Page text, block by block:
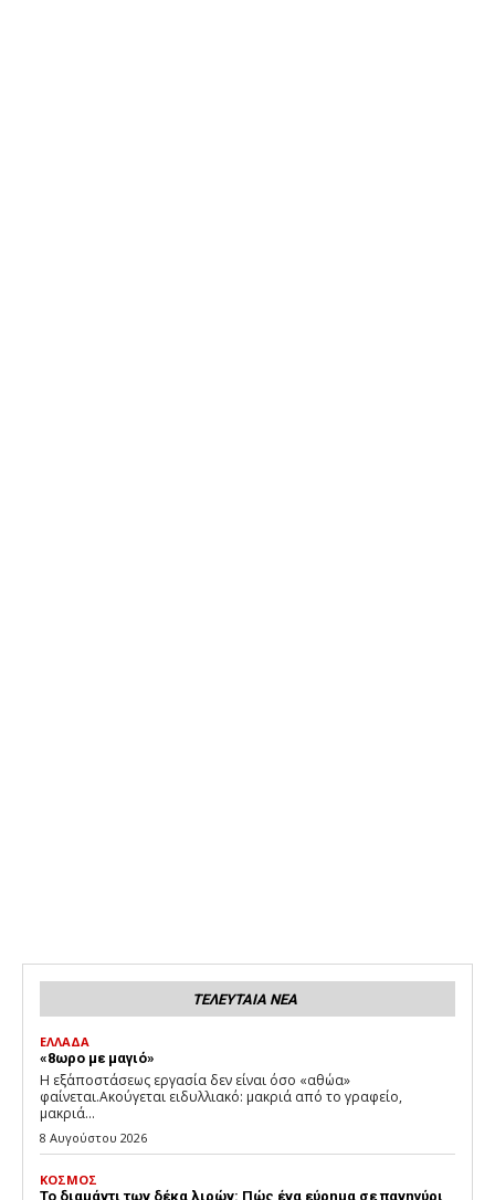
ΤΕΛΕΥΤΑΙΑ ΝΕΑ
ΕΛΛΑΔΑ
«8ωρο με μαγιό»
Η εξ΄αποστάσεως εργασία δεν είναι όσο «αθώα»
φαίνεται.Ακούγεται ειδυλλιακό: μακριά από το γραφείο,
μακριά...
8 Αυγούστου 2026
ΚΟΣΜΟΣ
Το διαμάντι των δέκα λιρών: Πώς ένα εύρημα σε πανηγύρι